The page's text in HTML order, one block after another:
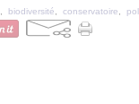
biodiversité conservatoire